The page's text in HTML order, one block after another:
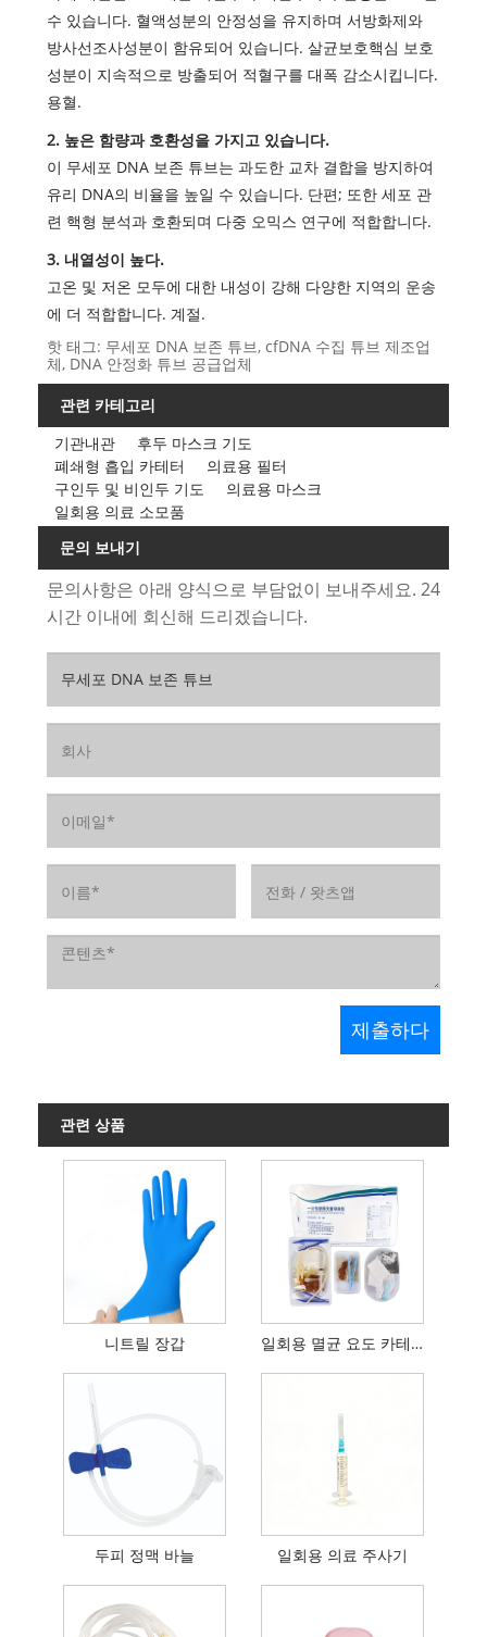
수 있습니다. 혈액성분의 안정성을 유지하며 서방화제와
방사선조사성분이 함유되어 있습니다. 살균보호핵심 보호
성분이 지속적으로 방출되어 적혈구를 대폭 감소시킵니다.
용혈.
2. 높은 함량과 호환성을 가지고 있습니다.
이 무세포 DNA 보존 튜브는 과도한 교차 결합을 방지하여
유리 DNA의 비율을 높일 수 있습니다. 단편; 또한 세포 관
련 핵형 분석과 호환되며 다중 오믹스 연구에 적합합니다.
3. 내열성이 높다.
고온 및 저온 모두에 대한 내성이 강해 다양한 지역의 운송
에 더 적합합니다. 계절.
핫 태그: 무세포 DNA 보존 튜브, cfDNA 수집 튜브 제조업
체, DNA 안정화 튜브 공급업체
관련 카테고리
기관내관
후두 마스크 기도
폐쇄형 흡입 카테터
의료용 필터
구인두 및 비인두 기도
의료용 마스크
일회용 의료 소모품
문의 보내기
문의사항은 아래 양식으로 부담없이 보내주세요. 24
시간 이내에 회신해 드리겠습니다.
관련 상품
니트릴 장갑 일회용 멸균 요도 카테터 키트
두피 정맥 바늘 일회용 의료 주사기